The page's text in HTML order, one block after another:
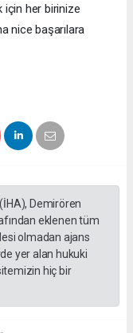
için her birinize
nice başarılara
Demirören
eklenen tüm
olmadan ajans
yer alan hukuki
hiç bir